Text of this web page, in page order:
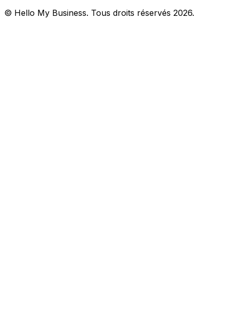
© Hello My Business. Tous droits réservés 2026.